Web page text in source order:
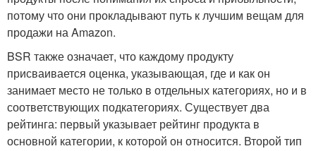
потому что они прокладывают путь к лучшим вещам для
продажи на Amazon.
BSR также означает, что каждому продукту
присваивается оценка, указывающая, где и как он
занимает место не только в отдельных категориях, но и в
соответствующих подкатегориях. Существует два
рейтинга: первый указывает рейтинг продукта в
основной категории, к которой он относится. Второй тип